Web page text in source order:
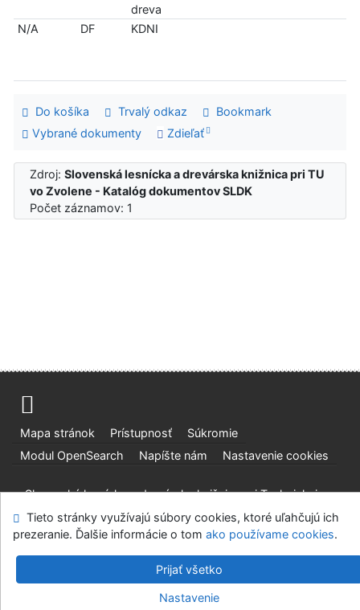
dreva
N/A DF KDNI
Do košíka Trvalý odkaz
Bookmark
Vybrané dokumenty
Zdieľať
Zdroj:Slovenská lesnícka a drevárska knižnica pri TU
vo Zvolene - Katalóg dokumentov SLDK
Počet záznamov: 1
Mapa stránok Prístupnosť
Súkromie
Modul OpenSearch
Napíšte nám Nastavenie cookies
Slovenská lesnícka a drevárska knižnica pri Technickej
univerzite vo Zvolene
©1993-2026IPACv.4.8.63a -Cosmotron Slovakia, s.r.o.
Tieto stránky využívajú súbory cookies, ktoré uľahčujú ich
prezeranie. Ďalšie informácie o tom ako používame cookies.
Prijať všetko
Nastavenie